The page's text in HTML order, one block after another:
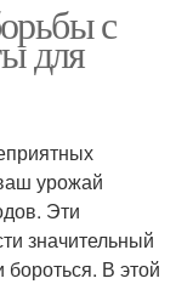
с
для
урожай
Эти
значительный
В этой